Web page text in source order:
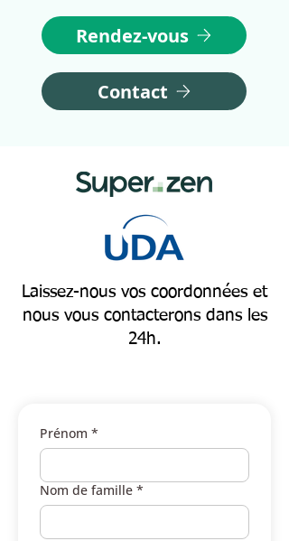
Rendez-vous
Contact
Laissez-nous vos coordonnées et
nous vous contacterons dans les
24h.
Prénom *
Nom de famille *